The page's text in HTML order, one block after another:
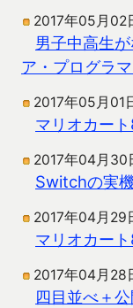
2017年05月02
男子中高生
ア・プログラマ
2017年05月01
マリオカー
2017年04月30
Switchの実
2017年04月29
マリオカー
2017年04月28
四目並べ＋